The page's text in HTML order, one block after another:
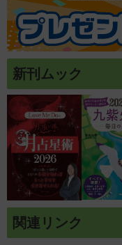
新刊ムック
関連リンク